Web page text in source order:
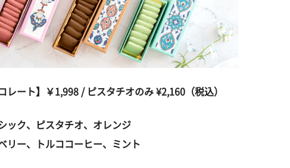
レート】￥1,998 / ピスタチオのみ ¥2,160（税込）
ック、ピスタチオ、オレンジ
リー、トルココーヒー、ミント